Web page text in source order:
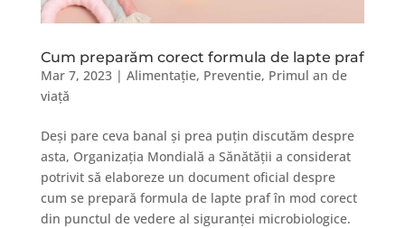
Cum preparăm corect formula de lapte praf
Mar 7, 2023| Alimentație, Preventie, Primul an de
viață
Deși pare ceva banal și prea puțin discutăm despre
asta, Organizația Mondială a Sănătății a considerat
potrivit să elaboreze un document oficial despre
cum se prepară formula de lapte praf în mod corect
din punctul de vedere al siguranței microbiologice.